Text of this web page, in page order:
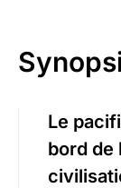
Le
bord de